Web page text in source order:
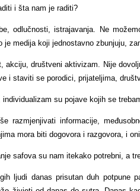
i šta nam je raditi?
odlučnosti, istrajavanja. Ne
je medija koji jednostavno zbunjuju,
akciju, društveni aktivizam. Nije
i staviti se porodici, prijateljima,
su pojave kojih se
razmjenjivati informacije,
mora biti dogovora i razgovora, i
safova su nam itekako potrebni, a
ljudi danas prisutan duh potpune